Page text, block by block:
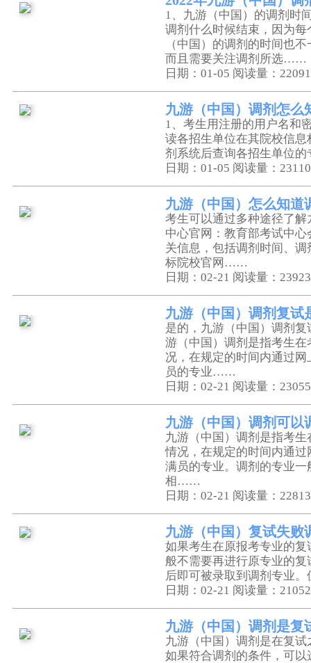
1、九游（中国）的调剂时
调剂什么时候结束，因为
（中国）的调剂的时间也
而且需要关注调剂所选……
日期：01-05 阅读量：22091
九游（中国）调剂怎么
1、考生用注册的用户名和
读各招生单位在其院校信
剂系统后查询各招生单位
日期：01-05 阅读量：23110
九游（中国）怎么知道
考生可以通过多种途径了
中心官网：教育部考试中
关信息，包括调剂时间、
标院校官网……
日期：02-21 阅读量：23923
九游（中国）调剂复试
是的，九游（中国）调剂
游（中国）调剂是指考生
况，在规定的时间内通过
员的专业……
日期：02-21 阅读量：23055
九游（中国）调剂可以
九游（中国）调剂是指考
情况，在规定的时间内通
满员的专业。调剂的专业
相……
日期：02-21 阅读量：22813
九游（中国）复试失败
如果考生在原报考专业的
般不需要再进行原专业的
后即可被录取到调剂专业
日期：02-21 阅读量：21052
九游（中国）调剂是复
九游（中国）调剂是在复
如果符合调剂的条件，可